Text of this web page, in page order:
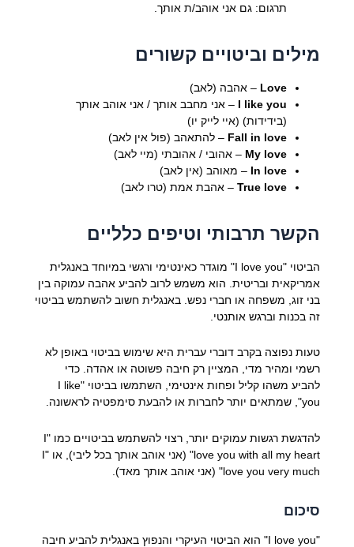
תרגום: גם אני אוהב/ת אותך.
מילים וביטויים קשורים
Love – אהבה (לאב)
I like you – אני מחבב אותך / אני אוהב אותך
(בידידות) (איי לייק יו)
Fall in love – להתאהב (פול אין לאב)
My love – אהובי / אהובתי (מיי לאב)
In love – מאוהב (אין לאב)
True love– אהבת אמת (טרו לאב)
הקשר תרבותי וטיפים כלליים
הביטוי "I love you" מוגדר כאינטימי ורגשי במיוחד באנגלית
אמריקאית ובריטית. הוא משמש לרוב להביע אהבה עמוקה בין
בני זוג, משפחה או חברי נפש. באנגלית חשוב להשתמש בביטוי
זה בכנות וברגש אותנטי.
טעות נפוצה בקרב דוברי עברית היא שימוש בביטוי באופן לא
רשמי ומהיר מדי, המציין רק חיבה פשוטה או אהדה. כדי
להביע משהו קליל ופחות אינטימי, השתמשו בביטוי "I like
you", שמתאים יותר לחברות או להבעת סימפטיה לראשונה.
להדגשת רגשות עמוקים יותר, רצוי להשתמש בביטויים כמו "I
love you with all my heart" (אני אוהב אותך בכל ליבי), או "I
love you very much" (אני אוהב אותך מאד).
סיכום
"I love you" הוא הביטוי העיקרי והנפוץ באנגלית להביע חיבה